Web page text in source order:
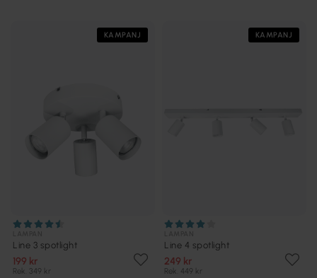
KAMPANJ
Line 3 spotlight
199 kr
Rek. 349 kr
KAMPANJ
Line 4 spotlight
249 kr
Rek. 449 kr